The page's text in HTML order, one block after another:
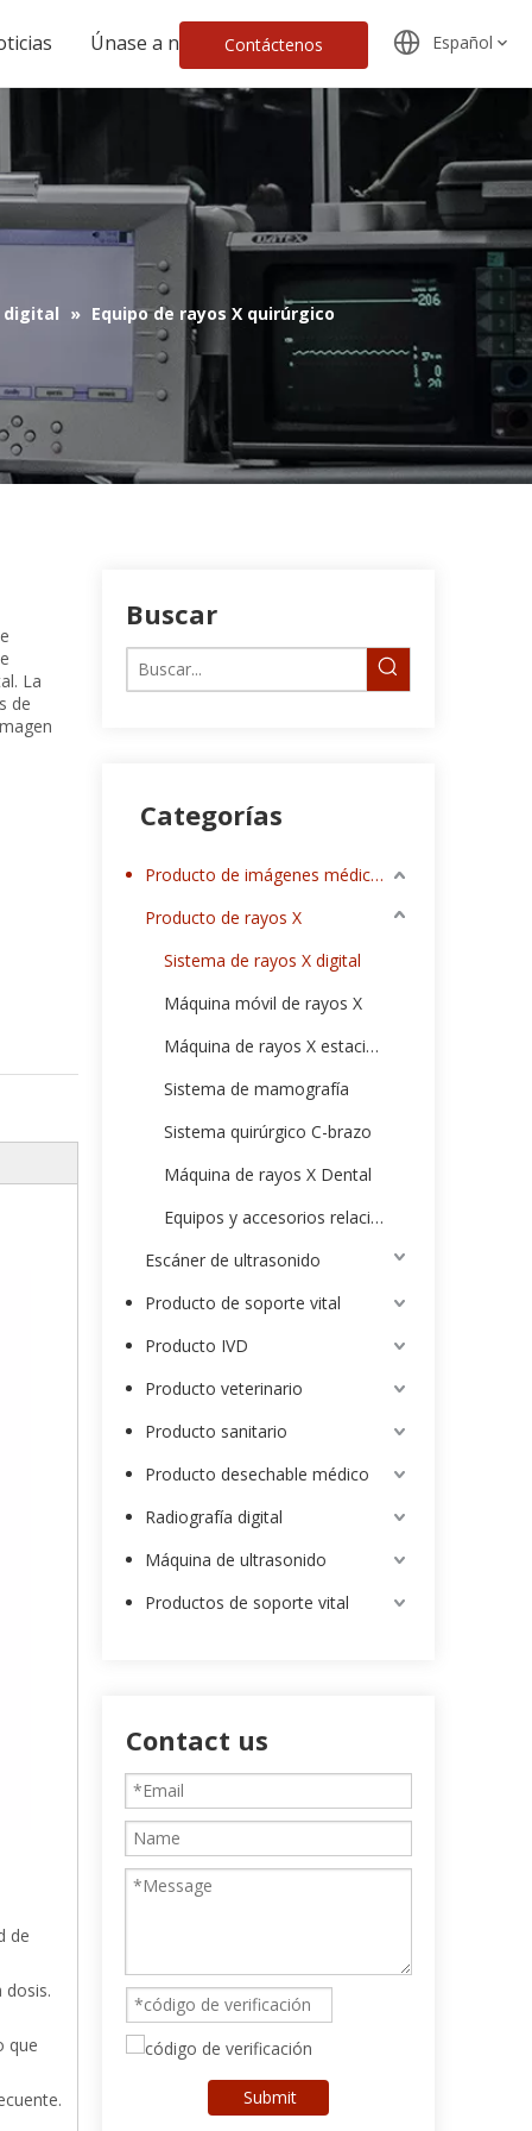
Únase a nosotrosContáctenos Español
digital » Equipo de rayos X quirúrgico
La
de
de
dosis.
que
Buscar
Categorías
Producto de imágenes médicas
Producto de rayos X
Sistema de rayos X digital
Máquina móvil de rayos X
Máquina de rayos X estacionaria
Sistema de mamografía
Sistema quirúrgico C-brazo
Máquina de rayos X Dental
Equipos y accesorios relacionados con rayos X
Escáner de ultrasonido
Producto de soporte vital
Producto IVD
Producto veterinario
Producto sanitario
Producto desechable médico
Radiografía digital
Máquina de ultrasonido
Productos de soporte vital
Contact us
Submit